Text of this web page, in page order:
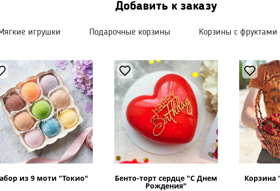
Добавить к заказу
игрушки Подарочные корзины Корзины с фруктами
из 9 моти "Токио" Бенто-торт сердце "С Днем
Рождения"
Корзина